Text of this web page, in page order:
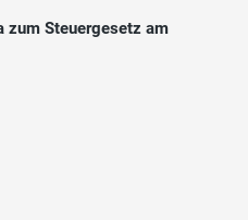
zum Steuergesetz am